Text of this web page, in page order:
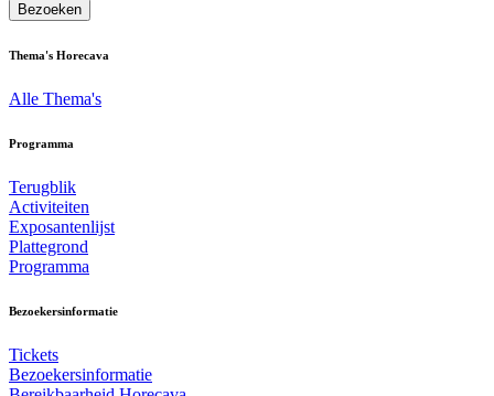
Bezoeken
Thema's Horecava
Alle Thema's
Programma
Terugblik
Activiteiten
Exposantenlijst
Plattegrond
Programma
Bezoekersinformatie
Tickets
Bezoekersinformatie